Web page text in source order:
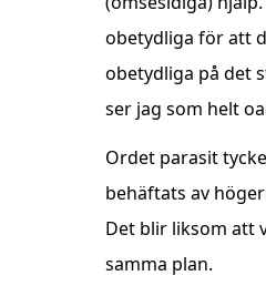
obetydliga för att
obetydliga på det
ser jag som helt
Ordet parasit
behäftats av
Det blir liksom att
samma plan.